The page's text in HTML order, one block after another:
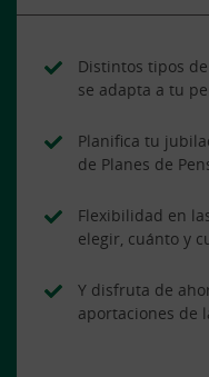
Distintos tipos
se adapta a tu
Planifica tu
de Planes de
Flexibilidad en
elegir, cuánto y
Y disfruta de
aportaciones de